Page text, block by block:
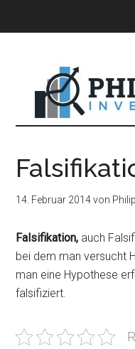
14. Februar 2014von
Falsifikation, auch
bei dem man versucht
man eine Hypothese
falsifiziert.